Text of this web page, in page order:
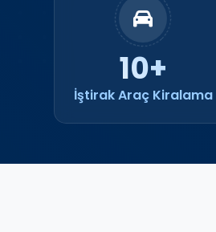
10+
İştirak Araç Kiralama